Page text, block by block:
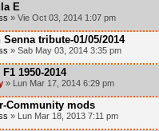
E
» Vie Oct 03, 2014 1:07 pm
tribute-01/05/2014
» Sab May 03, 2014 3:35 pm
1950-2014
» Lun Mar 17, 2014 6:29 pm
Community mods
» Lun Mar 18, 2013 7:11 pm